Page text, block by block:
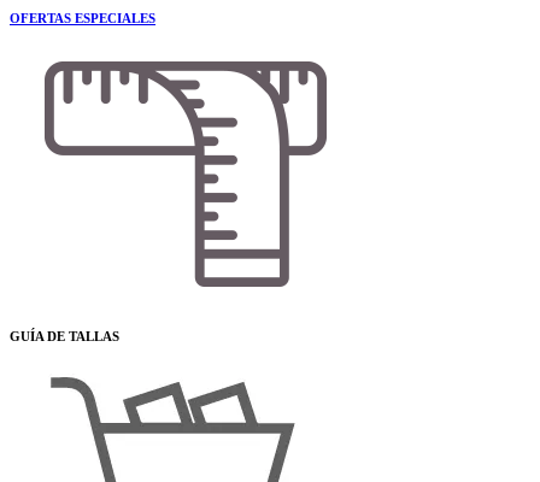
OFERTAS ESPECIALES
GUÍA DE TALLAS